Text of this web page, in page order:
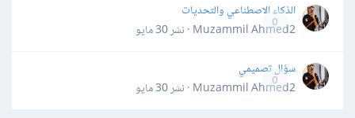
0
الذكاء الاصطناعي والتحديات
Muzammil Ahmed2 · نشر
30 مايو
0
سؤال تصميمي
Muzammil Ahmed2 · نشر
30 مايو